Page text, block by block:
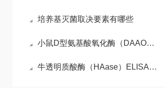
培养基灭菌取决要素有哪些
小鼠D型氨基酸氧化酶（DAAO）ELISA试剂盒参考说明书
牛透明质酸酶（HAase）ELISA检测试剂盒